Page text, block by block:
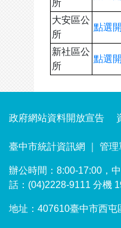
所
大安區公
所
點選
新社區公
所
點選
政府網站資料開放宣告
臺中市統計資訊網 ｜ 管
辦公時間：8:00-17:00，
話：(04)2228-9111 分機
地址：407610臺中市西